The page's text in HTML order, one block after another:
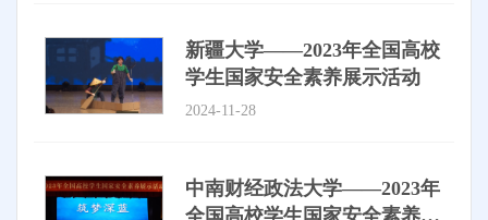
新疆大学——2023年全国高校
学生国家安全素养展示活动
2024-11-28
中南财经政法大学——2023年
全国高校学生国家安全素养展